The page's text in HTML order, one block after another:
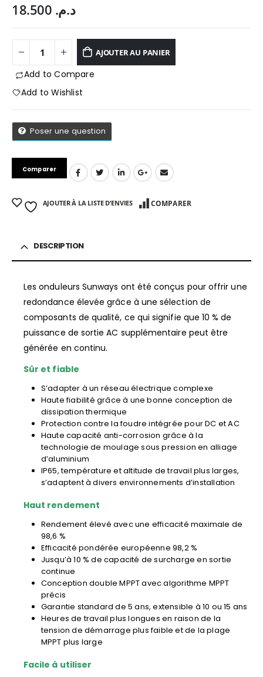
د.م.
AJOUTER AU PANIER
Add to Compare
Add to Wishlist
Poser une question
Comparer
AJOUTER À LA LISTE D’ENVIES COMPARER
DESCRIPTION
Les onduleurs Sunways ont été conçus pour offrir une
redondance élevée grâce à une sélection de
composants de qualité, ce qui signifie que 10 % de
puissance de sortie AC supplémentaire peut être
générée en continu.
Sûr et fiable
S’adapter à un réseau électrique complexe
Haute fiabilité grâce à une bonne conception de
dissipation thermique
Protection contre la foudre intégrée pour DC et AC
Haute capacité anti-corrosion grâce à la
technologie de moulage sous pression en alliage
d’aluminium
IP65, température et altitude de travail plus larges,
s’adaptent à divers environnements d’installation
Haut rendement
Rendement élevé avec une efficacité maximale de
98,6 %
Efficacité pondérée européenne 98,2 %
Jusqu’à 10 % de capacité de surcharge en sortie
continue
Conception double MPPT avec algorithme MPPT
précis
Garantie standard de 5 ans, extensible à 10 ou 15 ans
Heures de travail plus longues en raison de la
tension de démarrage plus faible et de la plage
MPPT plus large
Facile à utiliser